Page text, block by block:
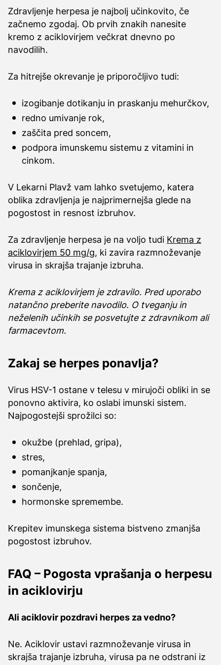
Zdravljenje herpesa je najbolj učinkovito, če
začnemo zgodaj. Ob prvih znakih nanesite
kremo z aciklovirjem večkrat dnevno po
navodilih.
Za hitrejše okrevanje je priporočljivo tudi:
izogibanje dotikanju in praskanju mehurčkov,
redno umivanje rok,
zaščita pred soncem,
podpora imunskemu sistemu z vitamini in
cinkom.
V Lekarni Plavž vam lahko svetujemo, katera
oblika zdravljenja je najprimernejša glede na
pogostost in resnost izbruhov.
Za zdravljenje herpesa je na voljo tudi Krema z
aciklovirjem 50 mg/g, ki zavira razmnoževanje
virusa in skrajša trajanje izbruha.
Krema z aciklovirjem je zdravilo. Pred uporabo
natančno preberite navodilo. O tveganju in
neželenih učinkih se posvetujte z zdravnikom ali
farmacevtom.
Zakaj se herpes ponavlja?
Virus HSV-1 ostane v telesu v mirujoči obliki in se
ponovno aktivira, ko oslabi imunski sistem.
Najpogostejši sprožilci so:
okužbe (prehlad, gripa),
stres,
pomanjkanje spanja,
sončenje,
hormonske spremembe.
Krepitev imunskega sistema bistveno zmanjša
pogostost izbruhov.
FAQ – Pogosta vprašanja o herpesu
in aciklovirju
Ali aciklovir pozdravi herpes za vedno?
Ne. Aciklovir ustavi razmnoževanje virusa in
skrajša trajanje izbruha, virusa pa ne odstrani iz